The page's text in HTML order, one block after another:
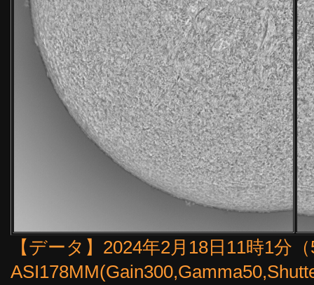
【データ】2024年2月18日11時1分